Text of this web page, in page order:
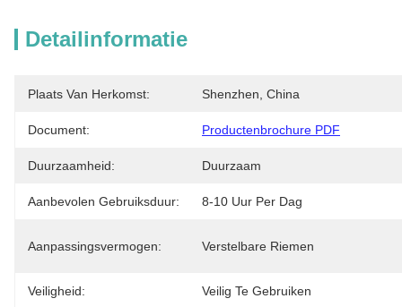
Detailinformatie
Plaats Van Herkomst: Shenzhen, China
Document: Productenbrochure PDF
Duurzaamheid: Duurzaam
Aanbevolen Gebruiksduur: 8-10 Uur Per Dag
Aanpassingsvermogen: Verstelbare Riemen
Veiligheid: Veilig Te Gebruiken